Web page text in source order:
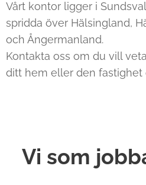
Vårt kontor ligger i
spridda över Hälsingland,
och Ångermanland.
Kontakta oss om du vill
ditt hem eller den fastighet
Vi som